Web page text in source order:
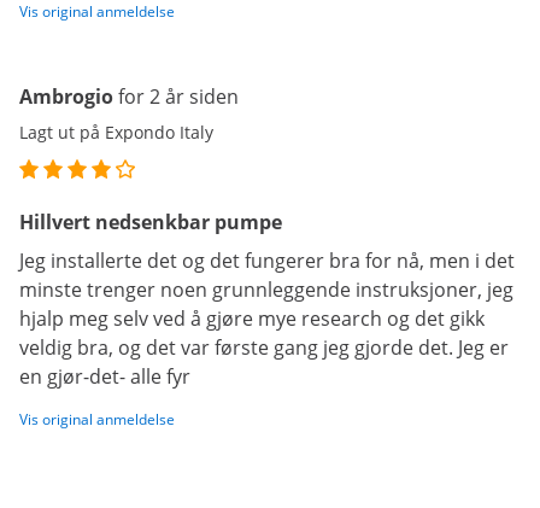
Vis original anmeldelse
Ambrogiofor 2 år siden
Lagt ut på Expondo Italy
Hillvert nedsenkbar pumpe
Jeg installerte det og det fungerer bra for nå, men i det
minste trenger noen grunnleggende instruksjoner, jeg
hjalp meg selv ved å gjøre mye research og det gikk
veldig bra, og det var første gang jeg gjorde det. Jeg er
en gjør-det- alle fyr
Vis original anmeldelse